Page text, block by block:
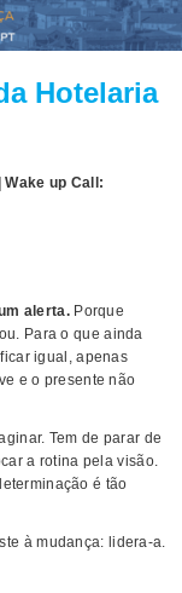
Hotelaria
up Call:
alerta. Porque
Para o que ainda
igual, apenas
e o presente não
Tem de parar de
a rotina pela visão.
é tão
à mudança: lidera-a.